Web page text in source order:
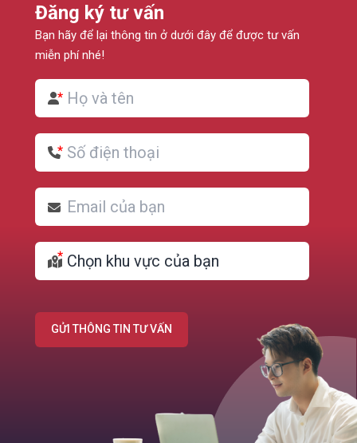
Đăng ký tư vấn
Bạn hãy để lại thông tin ở dưới đây để được tư vấn
miễn phí nhé!
GỬI THÔNG TIN TƯ VẤN